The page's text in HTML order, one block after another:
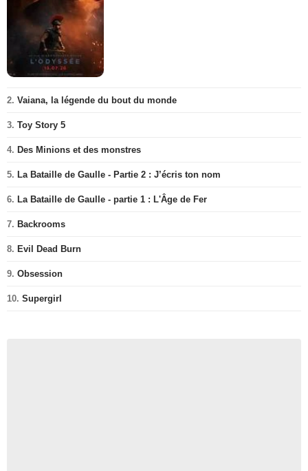
2. Vaiana, la légende du bout du monde
3. Toy Story 5
4. Des Minions et des monstres
5. La Bataille de Gaulle - Partie 2 : J’écris ton nom
6. La Bataille de Gaulle - partie 1 : L'Âge de Fer
7. Backrooms
8. Evil Dead Burn
9. Obsession
10. Supergirl